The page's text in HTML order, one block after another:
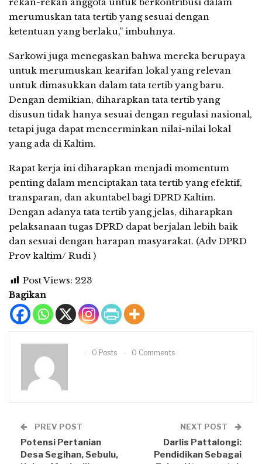
merumuskan tata tertib yang sesuai dengan
ketentuan yang berlaku,” imbuhnya.
Sarkowi juga menegaskan bahwa mereka berupaya
untuk merumuskan kearifan lokal yang relevan
untuk dimasukkan dalam tata tertib yang baru.
Dengan demikian, diharapkan tata tertib yang
disusun tidak hanya sesuai dengan regulasi nasional,
tetapi juga dapat mencerminkan nilai-nilai lokal
yang ada di Kaltim.
Rapat kerja ini diharapkan menjadi momentum
penting dalam menciptakan tata tertib yang efektif,
transparan, dan akuntabel bagi DPRD Kaltim.
Dengan adanya tata tertib yang jelas, diharapkan
pelaksanaan tugas DPRD dapat berjalan lebih baik
dan sesuai dengan harapan masyarakat. (Adv DPRD
Prov kaltim/ Rudi )
Post Views: 223
Bagikan
0 Posts 0 Comments
PREV POST
Potensi Pertanian
Desa Segihan, Sebulu,
NEXT POST
Darlis Pattalongi:
Pendidikan Sebagai